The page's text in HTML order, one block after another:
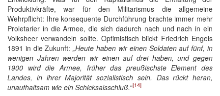
Produktivkräfte, war für den Militarismus die allgemeine
Wehrpflicht: Ihre konsequente Durchführung brachte immer mehr
Proletarier in die Armee, die sich dadurch nach und nach in ein
Volksheer verwandeln sollte. Optimistisch blickt Friedrich Engels
1891 in die Zukunft:„Heute haben wir einen Soldaten auf fünf, in
wenigen Jahren werden wir einen auf drei haben, und gegen
1900 wird die Armee, früher das preußischste Element des
Landes, in ihrer Majorität sozialistisch sein. Das rückt heran,
unaufhaltsam wie ein Schicksalsschluß.“[14]